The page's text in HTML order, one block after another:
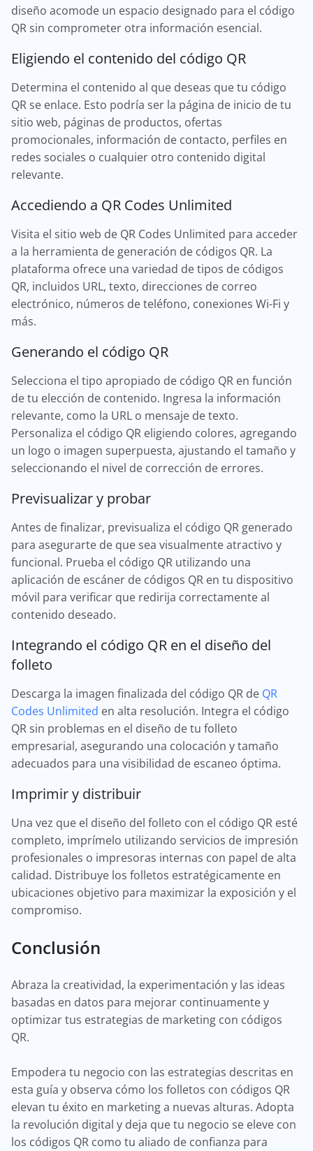
diseño acomode un espacio designado para el código
QR sin comprometer otra información esencial.
Eligiendo el contenido del código QR
Determina el contenido al que deseas que tu código
QR se enlace. Esto podría ser la página de inicio de tu
sitio web, páginas de productos, ofertas
promocionales, información de contacto, perfiles en
redes sociales o cualquier otro contenido digital
relevante.
Accediendo a QR Codes Unlimited
Visita el sitio web de QR Codes Unlimited para acceder
a la herramienta de generación de códigos QR. La
plataforma ofrece una variedad de tipos de códigos
QR, incluidos URL, texto, direcciones de correo
electrónico, números de teléfono, conexiones Wi-Fi y
más.
Generando el código QR
Selecciona el tipo apropiado de código QR en función
de tu elección de contenido. Ingresa la información
relevante, como la URL o mensaje de texto.
Personaliza el código QR eligiendo colores, agregando
un logo o imagen superpuesta, ajustando el tamaño y
seleccionando el nivel de corrección de errores.
Previsualizar y probar
Antes de finalizar, previsualiza el código QR generado
para asegurarte de que sea visualmente atractivo y
funcional. Prueba el código QR utilizando una
aplicación de escáner de códigos QR en tu dispositivo
móvil para verificar que redirija correctamente al
contenido deseado.
Integrando el código QR en el diseño del
folleto
Descarga la imagen finalizada del código QR de QR
Codes Unlimited en alta resolución. Integra el código
QR sin problemas en el diseño de tu folleto
empresarial, asegurando una colocación y tamaño
adecuados para una visibilidad de escaneo óptima.
Imprimir y distribuir
Una vez que el diseño del folleto con el código QR esté
completo, imprímelo utilizando servicios de impresión
profesionales o impresoras internas con papel de alta
calidad. Distribuye los folletos estratégicamente en
ubicaciones objetivo para maximizar la exposición y el
compromiso.
Conclusión
Abraza la creatividad, la experimentación y las ideas
basadas en datos para mejorar continuamente y
optimizar tus estrategias de marketing con códigos
QR.
Empodera tu negocio con las estrategias descritas en
esta guía y observa cómo los folletos con códigos QR
elevan tu éxito en marketing a nuevas alturas. Adopta
la revolución digital y deja que tu negocio se eleve con
los códigos QR como tu aliado de confianza para